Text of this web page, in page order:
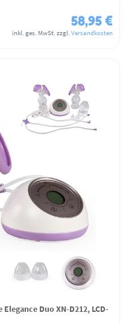
58,95 €
inkl. ges. MwSt. zzgl. Versandkosten
Duo XN-D212, LCD-